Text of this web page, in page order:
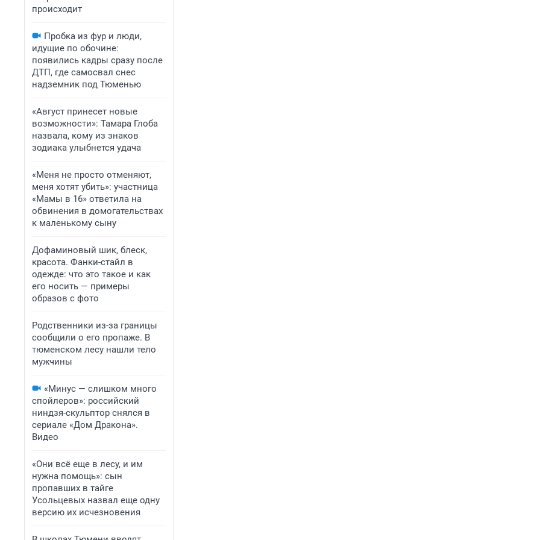
происходит
Пробка из фур и люди,
идущие по обочине:
появились кадры сразу после
ДТП, где самосвал снес
надземник под Тюменью
«Август принесет новые
возможности»: Тамара Глоба
назвала, кому из знаков
зодиака улыбнется удача
«Меня не просто отменяют,
меня хотят убить»: участница
«Мамы в 16» ответила на
обвинения в домогательствах
к маленькому сыну
Дофаминовый шик, блеск,
красота. Фанки-стайл в
одежде: что это такое и как
его носить — примеры
образов с фото
Родственники из-за границы
сообщили о его пропаже. В
тюменском лесу нашли тело
мужчины
«Минус — слишком много
спойлеров»: российский
ниндзя-скульптор снялся в
сериале «Дом Дракона».
Видео
«Они всё еще в лесу, и им
нужна помощь»: сын
пропавших в тайге
Усольцевых назвал еще одну
версию их исчезновения